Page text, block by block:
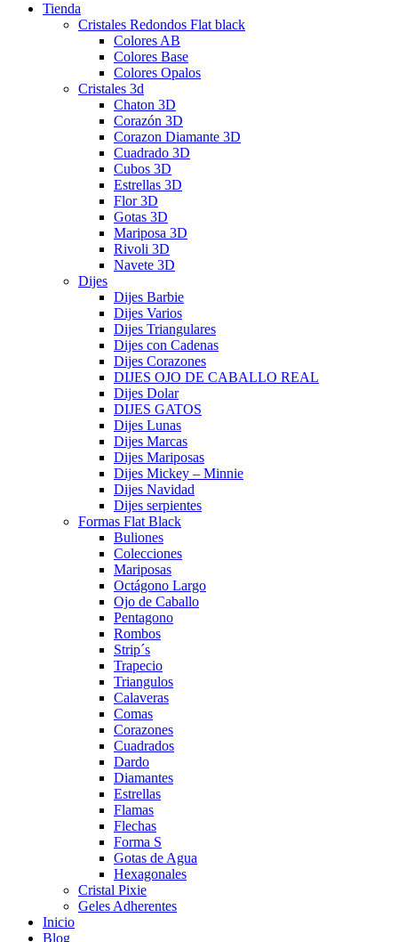
Tienda
Cristales Redondos Flat black
Colores AB
Colores Base
Colores Opalos
Cristales 3d
Chaton 3D
Corazón 3D
Corazon Diamante 3D
Cuadrado 3D
Cubos 3D
Estrellas 3D
Flor 3D
Gotas 3D
Mariposa 3D
Rivoli 3D
Navete 3D
Dijes
Dijes Barbie
Dijes Varios
Dijes Triangulares
Dijes con Cadenas
Dijes Corazones
DIJES OJO DE CABALLO REAL
Dijes Dolar
DIJES GATOS
Dijes Lunas
Dijes Marcas
Dijes Mariposas
Dijes Mickey – Minnie
Dijes Navidad
Dijes serpientes
Formas Flat Black
Buliones
Colecciones
Mariposas
Octágono Largo
Ojo de Caballo
Pentagono
Rombos
Strip´s
Trapecio
Triangulos
Calaveras
Comas
Corazones
Cuadrados
Dardo
Diamantes
Estrellas
Flamas
Flechas
Forma S
Gotas de Agua
Hexagonales
Cristal Pixie
Geles Adherentes
Inicio
Blog